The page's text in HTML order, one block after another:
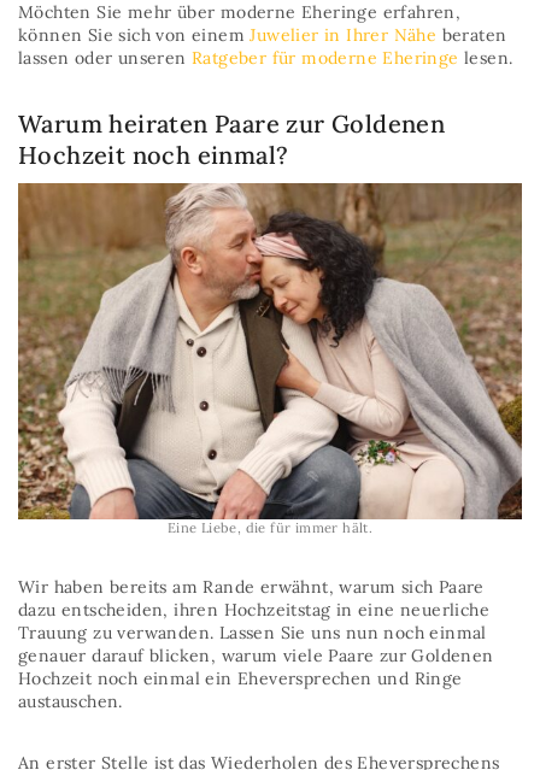
Möchten Sie mehr über moderne Eheringe erfahren,
können Sie sich von einemJuwelier in Ihrer Nähe beraten
lassen oder unseren Ratgeber für moderne Eheringe lesen.
Warum heiraten Paare zur Goldenen
Hochzeit noch einmal?
Eine Liebe, die für immer hält.
Wir haben bereits am Rande erwähnt, warum sich Paare
dazu entscheiden, ihren Hochzeitstag in eine neuerliche
Trauung zu verwanden. Lassen Sie uns nun noch einmal
genauer darauf blicken, warum viele Paare zur Goldenen
Hochzeit noch einmal ein Eheversprechen und Ringe
austauschen.
An erster Stelle ist das Wiederholen des Eheversprechens